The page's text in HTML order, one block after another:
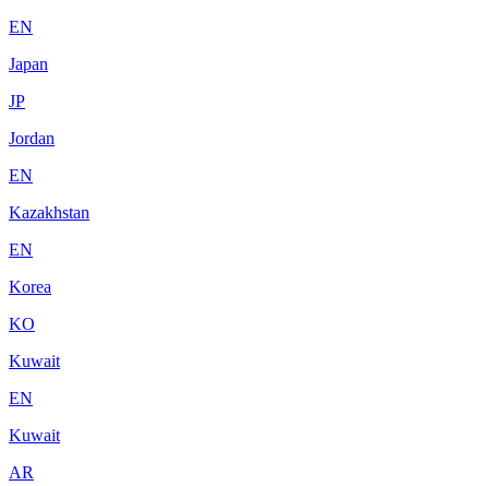
EN
Japan
JP
Jordan
EN
Kazakhstan
EN
Korea
KO
Kuwait
EN
Kuwait
AR